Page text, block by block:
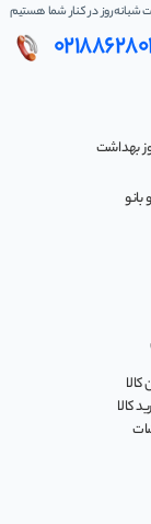
بهداشت
بانو
کالا